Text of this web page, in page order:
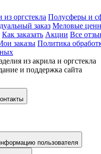
оргстекла Полусферы и
заказ Меловые
Как заказать Акции Все
заказы Политика
из акрила и оргстекла
и поддержка сайта
пользователя